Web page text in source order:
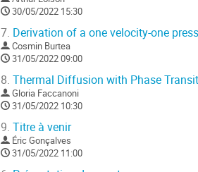
30/05/2022 15:30
7. Derivation of a one velocity-one
Cosmin Burtea
31/05/2022 09:00
8. Thermal Diffusion with Phase
Gloria Faccanoni
31/05/2022 10:30
9. Titre à venir
Éric Gonçalves
31/05/2022 11:00